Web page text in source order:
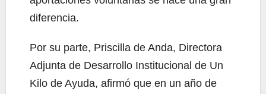
diferencia.
Por su parte, Priscilla de Anda, Directora
Adjunta de Desarrollo Institucional de Un
Kilo de Ayuda, afirmó que en un año de